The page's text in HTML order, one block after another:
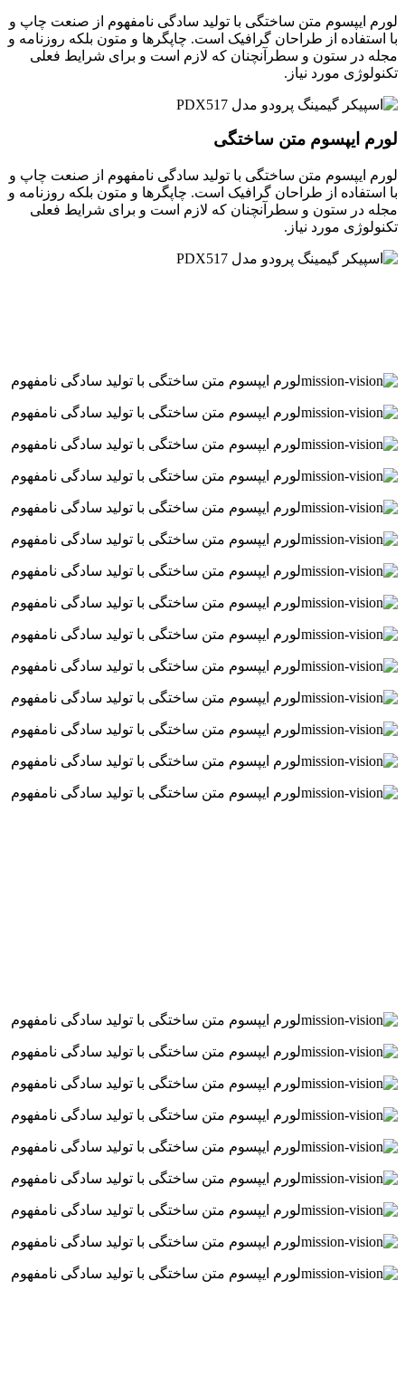
لورم ایپسوم متن ساختگی با تولید سادگی نامفهوم از صنعت چاپ و
با استفاده از طراحان گرافیک است. چاپگرها و متون بلکه روزنامه و
مجله در ستون و سطرآنچنان که لازم است و برای شرایط فعلی
تکنولوژی مورد نیاز.
لورم ایپسوم متن ساختگی
لورم ایپسوم متن ساختگی با تولید سادگی نامفهوم از صنعت چاپ و
با استفاده از طراحان گرافیک است. چاپگرها و متون بلکه روزنامه و
مجله در ستون و سطرآنچنان که لازم است و برای شرایط فعلی
تکنولوژی مورد نیاز.
لورم ایپسوم متن ساختگی با تولید سادگی نامفهوم
لورم ایپسوم متن ساختگی با تولید سادگی نامفهوم
لورم ایپسوم متن ساختگی با تولید سادگی نامفهوم
لورم ایپسوم متن ساختگی با تولید سادگی نامفهوم
لورم ایپسوم متن ساختگی با تولید سادگی نامفهوم
لورم ایپسوم متن ساختگی با تولید سادگی نامفهوم
لورم ایپسوم متن ساختگی با تولید سادگی نامفهوم
لورم ایپسوم متن ساختگی با تولید سادگی نامفهوم
لورم ایپسوم متن ساختگی با تولید سادگی نامفهوم
لورم ایپسوم متن ساختگی با تولید سادگی نامفهوم
لورم ایپسوم متن ساختگی با تولید سادگی نامفهوم
لورم ایپسوم متن ساختگی با تولید سادگی نامفهوم
لورم ایپسوم متن ساختگی با تولید سادگی نامفهوم
لورم ایپسوم متن ساختگی با تولید سادگی نامفهوم
لورم ایپسوم متن ساختگی با تولید سادگی نامفهوم
لورم ایپسوم متن ساختگی با تولید سادگی نامفهوم
لورم ایپسوم متن ساختگی با تولید سادگی نامفهوم
لورم ایپسوم متن ساختگی با تولید سادگی نامفهوم
لورم ایپسوم متن ساختگی با تولید سادگی نامفهوم
لورم ایپسوم متن ساختگی با تولید سادگی نامفهوم
لورم ایپسوم متن ساختگی با تولید سادگی نامفهوم
لورم ایپسوم متن ساختگی با تولید سادگی نامفهوم
لورم ایپسوم متن ساختگی با تولید سادگی نامفهوم